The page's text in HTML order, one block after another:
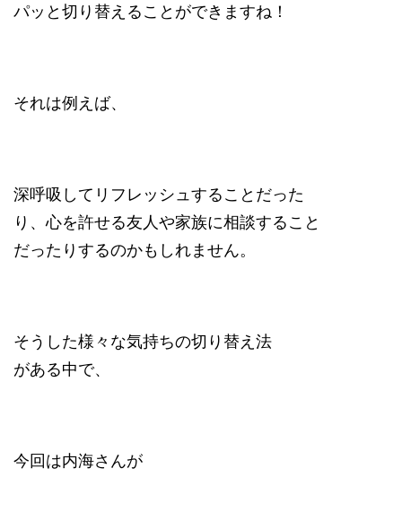
パッと切り替えることができますね！
それは例えば、
深呼吸してリフレッシュすることだった
り、心を許せる友人や家族に相談すること
だったりするのかもしれません。
そうした様々な気持ちの切り替え法
がある中で、
今回は内海さんが